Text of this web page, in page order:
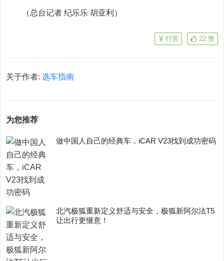
（总台记者 纪乐乐 胡亚利）
22 赞
打赏
关于作者:选车指南
为您推荐
做中国人自己的经典车，iCAR V23找到成功密码
​北汽极狐重新定义舒适与安全，极狐新阿尔法T5
让出行更惬意！